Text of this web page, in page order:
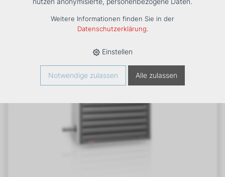
LUFTHEIZER LH-EC63 TYP 2 -230V
Weitere Informationen finden Sie in der
Datenschutzerklärung.
Einstellen
Notwendige zulassen Alle zulassen